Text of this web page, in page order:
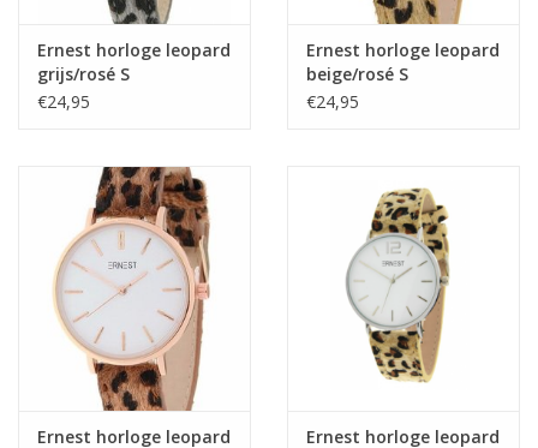
Ernest horloge leopard
grijs/rosé S
€24,95
Ernest horloge leopard
beige/rosé S
€24,95
Ernest horloge leopard
Ernest horloge leopard